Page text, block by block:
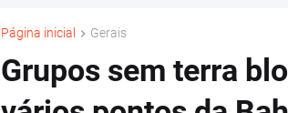
Página inicial Gerais
Grupos sem terra